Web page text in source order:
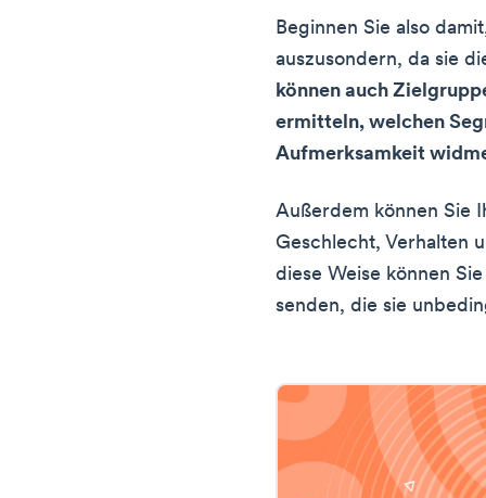
Beginnen Sie also
auszusondern, da sie
können auch
ermitteln, welchen
Aufmerksamkeit
Außerdem können Sie
Geschlecht, Verhalten
diese Weise können
senden, die sie